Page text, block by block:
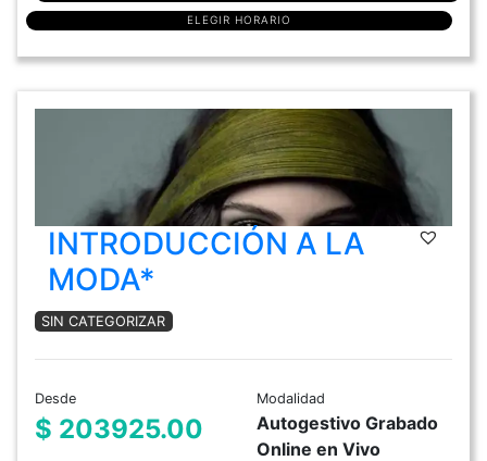
ELEGIR HORARIO
INTRODUCCIÓN A LA
MODA*
SIN CATEGORIZAR
Desde
$ 203925.00
Modalidad
Autogestivo Grabado
Online en Vivo